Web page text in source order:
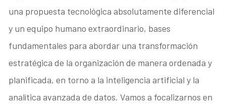
una propuesta tecnológica absolutamente diferencial
y un equipo humano extraordinario, bases
fundamentales para abordar una transformación
estratégica de la organización de manera ordenada y
planificada, en torno a la inteligencia artificial y la
analítica avanzada de datos. Vamos a focalizarnos en